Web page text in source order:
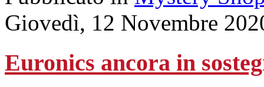
Giovedì, 12 Novembre
Euronics ancora in